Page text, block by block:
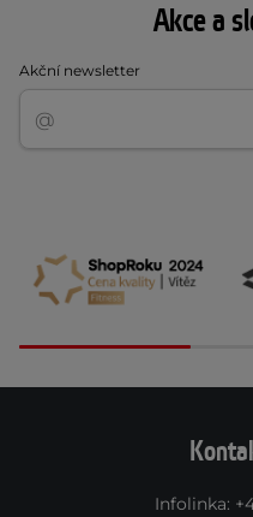
Akce a
Akční newsletter
Infolinka: